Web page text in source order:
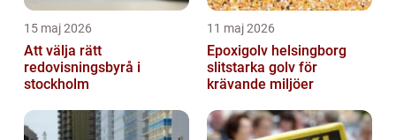
15 maj 2026
Att välja rätt
redovisningsbyrå i
stockholm
11 maj 2026
Epoxigolv helsingborg
slitstarka golv för
krävande miljöer